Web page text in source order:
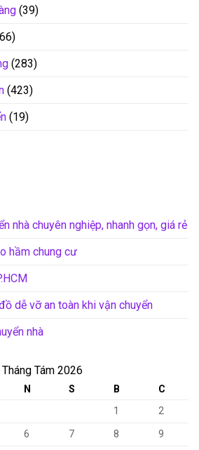
(39)
(283)
(423)
(19)
nhà chuyên nghiệp, nhanh gọn, giá rẻ
hầm chung cư
dễ vỡ an toàn khi vận chuyển
nhà
Tháng Tám 2026
N S B
C
1
2
6 7 8
9